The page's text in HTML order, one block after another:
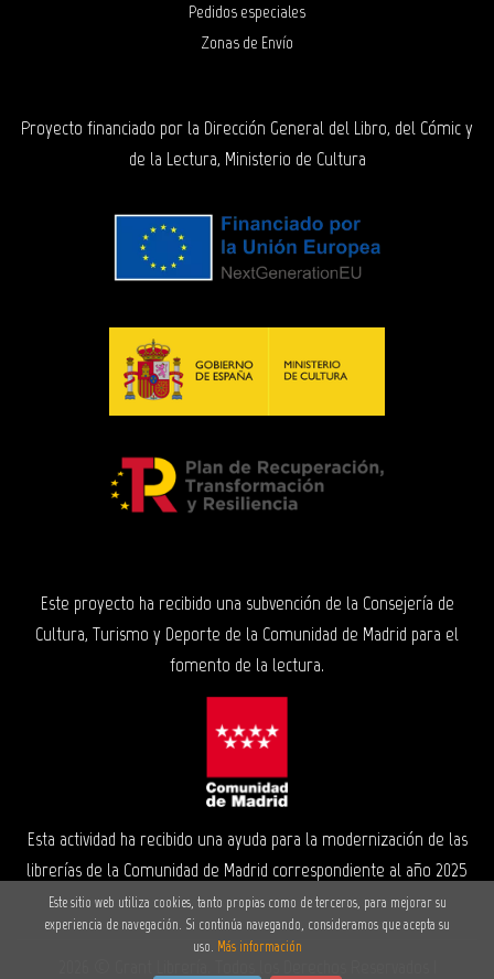
Pedidos especiales
Zonas de Envío
Proyecto financiado por la Dirección General del Libro, del Cómic y
de la Lectura, Ministerio de Cultura
Este proyecto ha recibido una subvención de la Consejería de
Cultura, Turismo y Deporte de la Comunidad de Madrid para el
fomento de la lectura.
Esta actividad ha recibido una ayuda para la modernización de las
librerías de la Comunidad de Madrid correspondiente al año 2025
Este sitio web utiliza cookies, tanto propias como de terceros, para mejorar su
experiencia de navegación. Si continúa navegando, consideramos que acepta su
uso. Más información